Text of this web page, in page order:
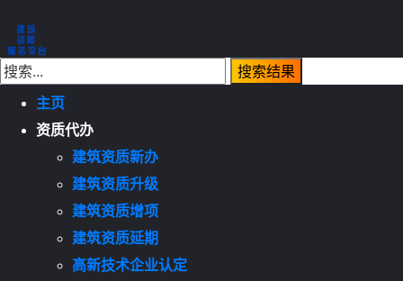
主页
资质代办
建筑资质新办
建筑资质升级
建筑资质增项
建筑资质延期
高新技术企业认定